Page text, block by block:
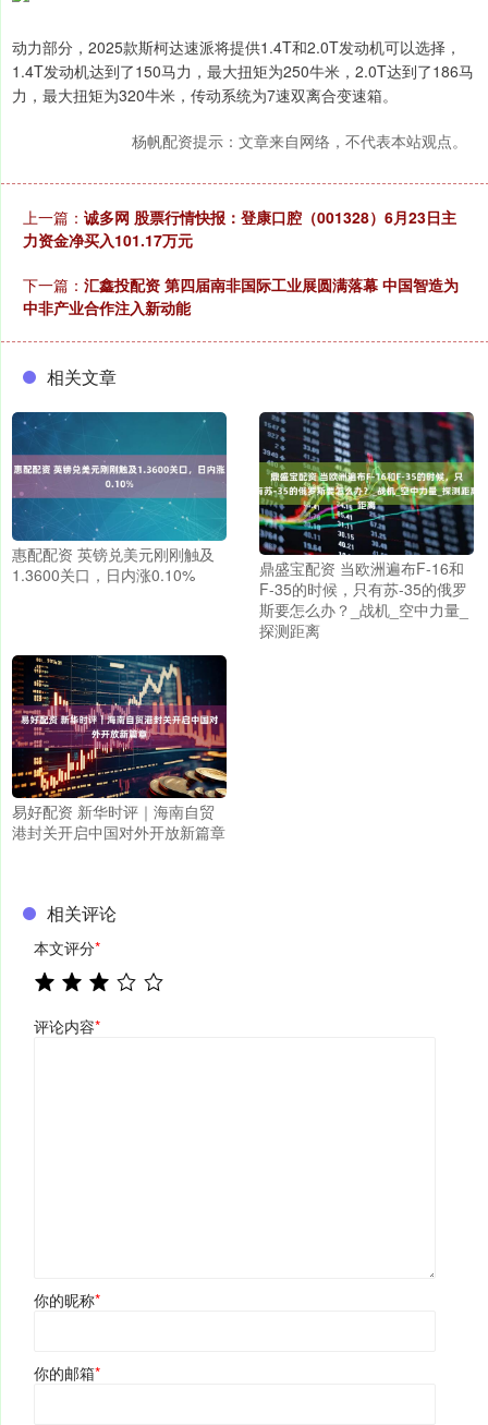
动力部分，2025款斯柯达速派将提供1.4T和2.0T发动机可以选择，
1.4T发动机达到了150马力，最大扭矩为250牛米，2.0T达到了186马
力，最大扭矩为320牛米，传动系统为7速双离合变速箱。
杨帆配资提示：文章来自网络，不代表本站观点。
上一篇： 诚多网 股票行情快报：登康口腔（001328）6月23日主
力资金净买入101.17万元
下一篇： 汇鑫投配资 第四届南非国际工业展圆满落幕 中国智造为
中非产业合作注入新动能
相关文章
惠配配资 英镑兑美元刚刚触及
1.3600关口，日内涨0.10%
鼎盛宝配资 当欧洲遍布F-16和
F-35的时候，只有苏-35的俄罗
斯要怎么办？_战机_空中力量_
探测距离
易好配资 新华时评｜海南自贸
港封关开启中国对外开放新篇章
相关评论
本文评分*
评论内容*
你的昵称*
你的邮箱*